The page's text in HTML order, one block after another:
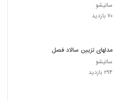
ساتیشو
۷۰ بازدید
مدلهای تزیین سالاد فصل
ساتیشو
۲۹۴ بازدید